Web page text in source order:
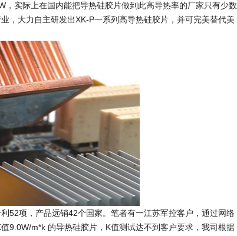
实际上在国内能把导热硅胶片做到此高导热率的厂家只有少数
，大力自主研发出XK-P一系列高导热硅胶片，并可完美替代美
项，产品远销42个国家。笔者有一江苏军控客户，通过网络
9.0W/m*k 的导热硅胶片，K值测试达不到客户要求，我司根据